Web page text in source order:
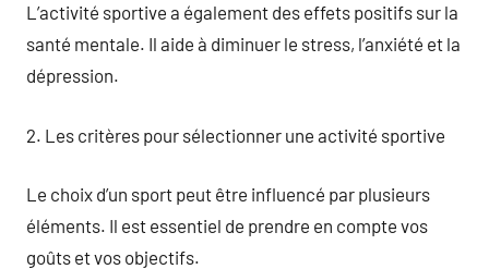
L’activité sportive a également des effets positifs sur la
santé mentale. Il aide à diminuer le stress, l’anxiété et la
dépression.
2. Les critères pour sélectionner une activité sportive
Le choix d’un sport peut être influencé par plusieurs
éléments. Il est essentiel de prendre en compte vos
goûts et vos objectifs.